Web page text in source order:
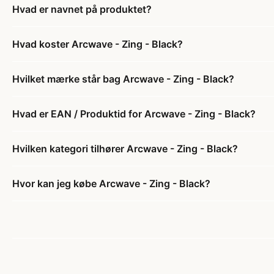
Hvad er navnet på produktet?
Hvad koster Arcwave - Zing - Black?
Hvilket mærke står bag Arcwave - Zing - Black?
Hvad er EAN / Produktid for Arcwave - Zing - Black?
Hvilken kategori tilhører Arcwave - Zing - Black?
Hvor kan jeg købe Arcwave - Zing - Black?